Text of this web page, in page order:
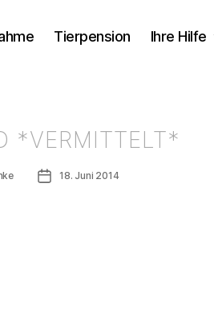
Tierpension Ihre Hilfe
*VERMITTELT*
Veröffentlichungsdatum
18. Juni 2014